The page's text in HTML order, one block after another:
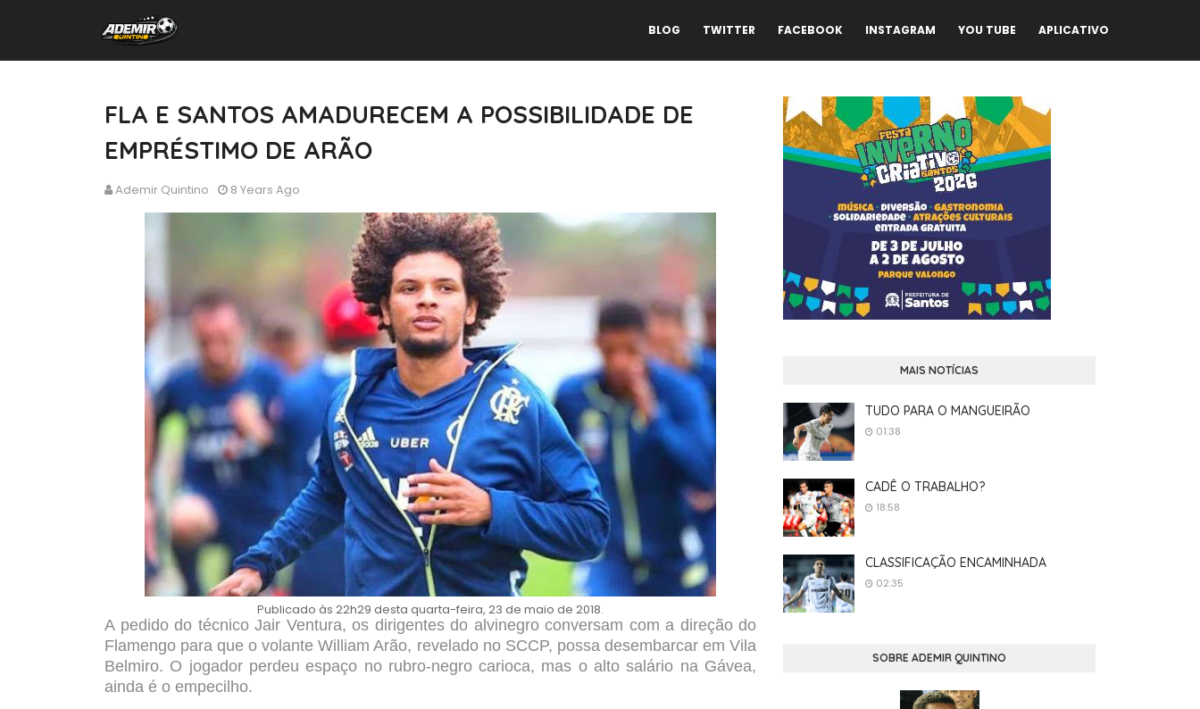
BLOG TWITTER FACEBOOK INSTAGRAM YOU TUBE APLICATIVO
FLA E SANTOS AMADURECEM A POSSIBILIDADE DE
EMPRÉSTIMO DE ARÃO
Ademir Quintino 8 Years Ago
Publicado às 22h29 desta quarta-feira, 23 de maio de 2018.
A pedido do técnico Jair Ventura, os dirigentes do alvinegro conversam com a direção do
Flamengo para que o volante William Arão, revelado no SCCP, possa desembarcar em Vila
Belmiro. O jogador perdeu espaço no rubro-negro carioca, mas o alto salário na Gávea,
ainda é o empecilho.
MAIS NOTÍCIAS
TUDO PARA O MANGUEIRÃO
01:38
CADÊ O TRABALHO?
18:58
CLASSIFICAÇÃO ENCAMINHADA
02:35
SOBRE ADEMIR QUINTINO